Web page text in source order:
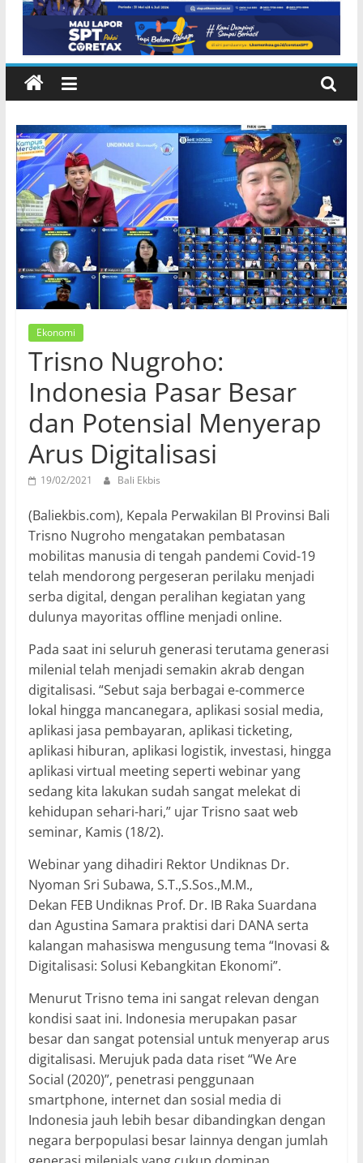
Ekonomi
Trisno Nugroho:
Indonesia Pasar Besar
dan Potensial Menyerap
Arus Digitalisasi
19/02/2021 Bali Ekbis
(Baliekbis.com), Kepala Perwakilan BI Provinsi Bali
Trisno Nugroho mengatakan pembatasan
mobilitas manusia di tengah pandemi Covid-19
telah mendorong pergeseran perilaku menjadi
serba digital, dengan peralihan kegiatan yang
dulunya mayoritas offline menjadi online.
Pada saat ini seluruh generasi terutama generasi
milenial telah menjadi semakin akrab dengan
digitalisasi. “Sebut saja berbagai e-commerce
lokal hingga mancanegara, aplikasi sosial media,
aplikasi jasa pembayaran, aplikasi ticketing,
aplikasi hiburan, aplikasi logistik, investasi, hingga
aplikasi virtual meeting seperti webinar yang
sedang kita lakukan sudah sangat melekat di
kehidupan sehari-hari,” ujar Trisno saat web
seminar, Kamis (18/2).
Webinar yang dihadiri Rektor Undiknas Dr.
Nyoman Sri Subawa, S.T.,S.Sos.,M.M.,
Dekan FEB Undiknas Prof. Dr. IB Raka Suardana
dan Agustina Samara praktisi dari DANA serta
kalangan mahasiswa mengusung tema “Inovasi &
Digitalisasi: Solusi Kebangkitan Ekonomi”.
Menurut Trisno tema ini sangat relevan dengan
kondisi saat ini. Indonesia merupakan pasar
besar dan sangat potensial untuk menyerap arus
digitalisasi. Merujuk pada data riset “We Are
Social (2020)”, penetrasi penggunaan
smartphone, internet dan sosial media di
Indonesia jauh lebih besar dibandingkan dengan
negara berpopulasi besar lainnya dengan jumlah